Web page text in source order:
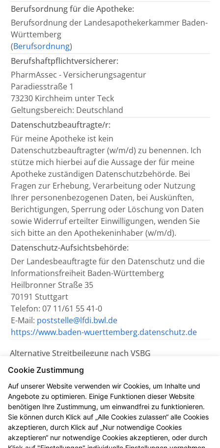
Berufsordnung für die Apotheke:
Berufsordnung der Landesapothekerkammer Baden-
Württemberg
(Berufsordnung)
Berufshaftpflichtversicherer:
PharmAssec - Versicherungsagentur
Paradiesstraße 1
73230 Kirchheim unter Teck
Geltungsbereich: Deutschland
Datenschutzbeauftragte/r:
Für meine Apotheke ist kein
Datenschutzbeauftragter (w/m/d) zu benennen. Ich
stütze mich hierbei auf die Aussage der für meine
Apotheke zuständigen Datenschutzbehörde. Bei
Fragen zur Erhebung, Verarbeitung oder Nutzung
Ihrer personenbezogenen Daten, bei Auskünften,
Berichtigungen, Sperrung oder Löschung von Daten
sowie Widerruf erteilter Einwilligungen, wenden Sie
sich bitte an den Apothekeninhaber (w/m/d).
Datenschutz-Aufsichtsbehörde:
Der Landesbeauftragte für den Datenschutz und die
Informationsfreiheit Baden-Württemberg
Heilbronner Straße 35
70191 Stuttgart
Telefon: 07 11/61 55 41-0
E-Mail: poststelle@lfdi.bwl.de
https://www.baden-wuerttemberg.datenschutz.de
Alternative Streitbeilegung nach VSBG
Wir sind bemüht, eventuelle
Meinungsverschiedenheiten aus unserem Vertrag
einvernehmlich beizulegen. Uns erreichen Sie dazu
auch per E-Mail unterhilda.apo@pharma-online.de
Wir nehmen nicht an einem
Streitbeilegungsverfahren vor einer
Cookie Zustimmung
Auf unserer Website verwenden wir Cookies, um Inhalte und
Angebote zu optimieren. Einige Funktionen dieser Website
benötigen Ihre Zustimmung, um einwandfrei zu funktionieren.
Sie können durch Klick auf „Alle Cookies zulassen“ alle Cookies
akzeptieren, durch Klick auf „Nur notwendige Cookies
akzeptieren“ nur notwendige Cookies akzeptieren, oder durch